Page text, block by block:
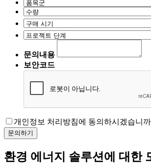
문의내용
보안코드
개인정보 처리방침에 동의하시겠습니
문의하기
환경 에너지 솔루션에 대한